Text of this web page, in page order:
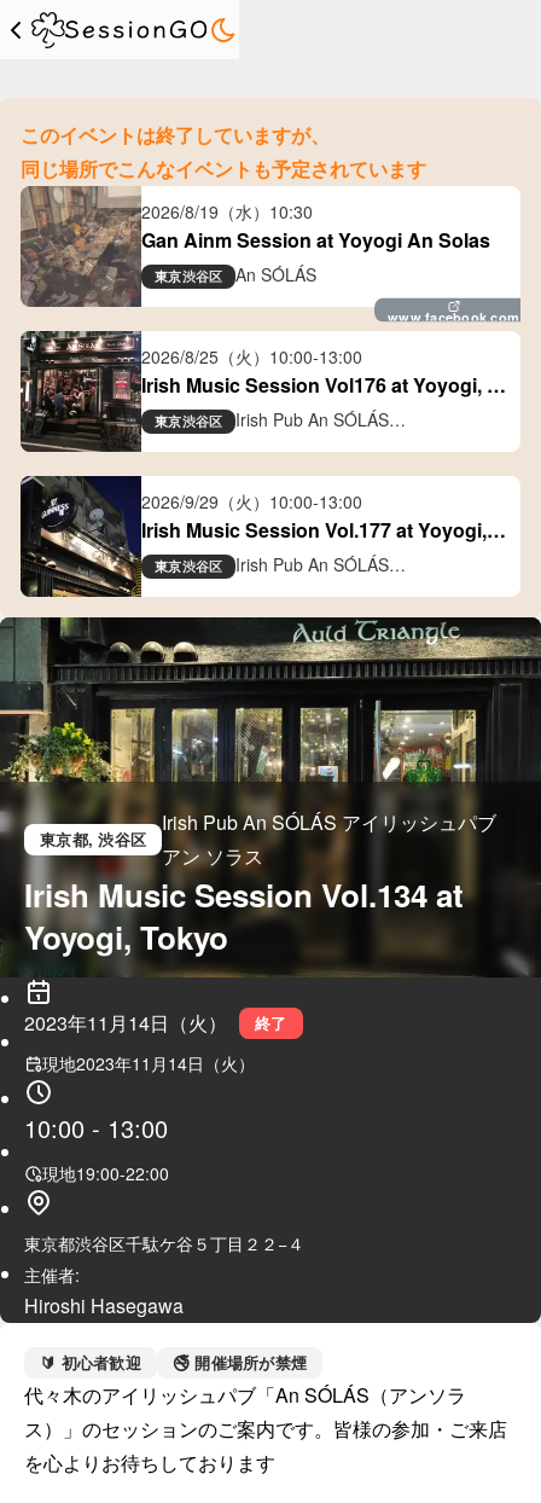
このイベントは終了していますが、
同じ場所でこんなイベントも予定されています
2026/8/19（水） 10:30
Gan Ainm Session at Yoyogi An Solas
東京渋谷区 An SÓLÁS
www.facebook.com
2026/8/25（火） 10:00-13:00
Irish Music Session Vol176 at Yoyogi,
Tokyo
東京渋谷区
Irish Pub An SÓLÁS
アイリッシュパブ アン ソラス
2026/9/29（火） 10:00-13:00
Irish Music Session Vol.177 at Yoyogi,
Tokyo
東京渋谷区
Irish Pub An SÓLÁS
アイリッシュパブ アン ソラス
東京都, 渋谷区
Irish Pub An SÓLÁS アイリッシュパブ
アン ソラス
Irish Music Session Vol.134 at
Yoyogi, Tokyo
2023年11月14日（火） 終了
現地2023年11月14日（火）
10:00 - 13:00
現地19:00-22:00
東京都渋谷区千駄ケ谷５丁目２２−４
主催者:
Hiroshi Hasegawa
🔰 初心者歓迎 🚭 開催場所が禁煙
代々木のアイリッシュパブ「An SÓLÁS（アンソラ
ス）」のセッションのご案内です。皆様の参加・ご来店
を心よりお待ちしております